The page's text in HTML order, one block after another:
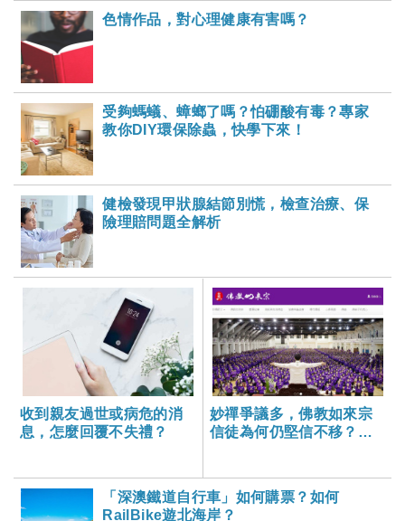
色情作品，對心理健康有害嗎？
受夠螞蟻、蟑螂了嗎？怕硼酸有毒？專家
教你DIY環保除蟲，快學下來！
健檢發現甲狀腺結節別慌，檢查治療、保
險理賠問題全解析
收到親友過世或病危的消
息，怎麼回覆不失禮？
妙禪爭議多，佛教如來宗
信徒為何仍堅信不移？從
「深澳鐵道自行車」如何購票？如何
RailBike遊北海岸？